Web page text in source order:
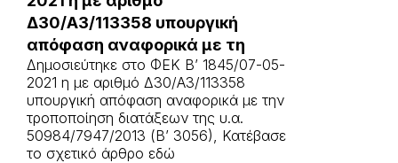
Δ30/A3/113358 υπουργική
απόφαση αναφορικά με τη
Δημοσιεύτηκε στο ΦΕΚ Β’ 1845/07-05-
2021 η με αριθμό Δ30/A3/113358
υπουργική απόφαση αναφορικά με την
τροποποίηση διατάξεων της υ.α.
50984/7947/2013 (Β’ 3056), Κατέβασε
το σχετικό άρθρο εδώ